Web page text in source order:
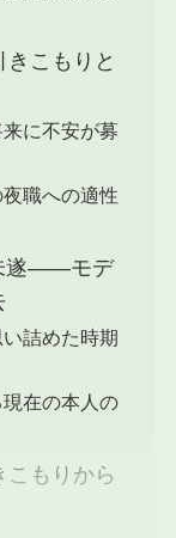
こもりと
来に不安が募
職への適性
遂——モデ
詰めた時期
現在の本人の
もりから